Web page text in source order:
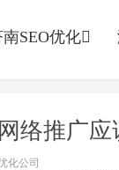
SEO优化
络推广应
化公司